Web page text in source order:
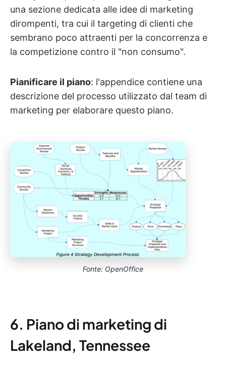
una sezione dedicata alle idee di marketing
dirompenti, tra cui il targeting di clienti che
sembrano poco attraenti per la concorrenza e
la competizione contro il "non consumo".
Pianificare il piano: l'appendice contiene una
descrizione del processo utilizzato dal team di
marketing per elaborare questo piano.
Fonte: OpenOffice
6. Piano di marketing di
Lakeland, Tennessee